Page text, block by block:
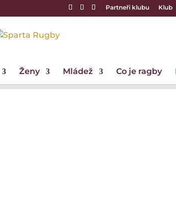
Partneři klubu Klub
Ženy Mládež Co je ragby